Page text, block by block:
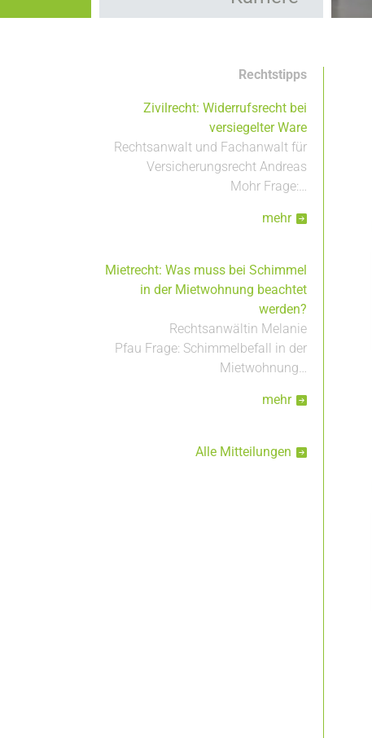
Kooperationen
Rechtstipps
Zivilrecht: Widerrufsrecht bei
versiegelter Ware
Rechtsanwalt und Fachanwalt für
Versicherungsrecht Andreas
Mohr Frage:…
mehr
Mietrecht: Was muss bei Schimmel
in der Mietwohnung beachtet
werden?
Rechtsanwältin Melanie
Pfau Frage: Schimmelbefall in der
Mietwohnung…
mehr
Alle Mitteilungen